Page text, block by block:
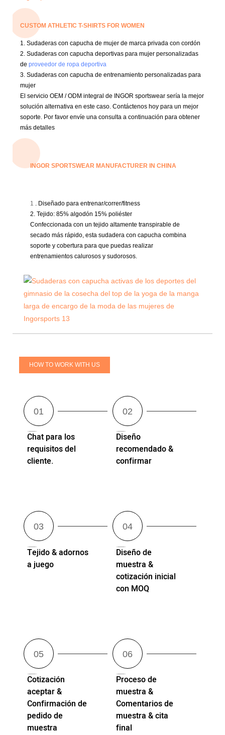
CUSTOM ATHLETIC T-SHIRTS FOR WOMEN
1. Sudaderas con capucha de mujer de marca privada con cordón
2. Sudaderas con capucha deportivas para mujer personalizadas
de proveedor de ropa deportiva
3. Sudaderas con capucha de entrenamiento personalizadas para
mujer
El servicio OEM / ODM integral de INGOR sportswear sería la mejor
solución alternativa en este caso. Contáctenos hoy para un mejor
soporte. Por favor envíe una consulta a continuación para obtener
más detalles
INGOR SPORTSWEAR MANUFACTURER IN CHINA
1
. Diseñado para entrenar/correr/fitness
2. Tejido: 85% algodón 15% poliéster
Confeccionada con un tejido altamente transpirable de
secado más rápido, esta sudadera con capucha combina
soporte y cobertura para que puedas realizar
entrenamientos calurosos y sudorosos.
HOW TO WORK WITH US
Chat para los
requisitos del
cliente.
Diseño
recomendado &
confirmar
Tejido & adornos
a juego
Diseño de
muestra &
cotización inicial
con MOQ
Cotización
aceptar &
Confirmación de
pedido de
muestra
Proceso de
muestra &
Comentarios de
muestra & cita
final